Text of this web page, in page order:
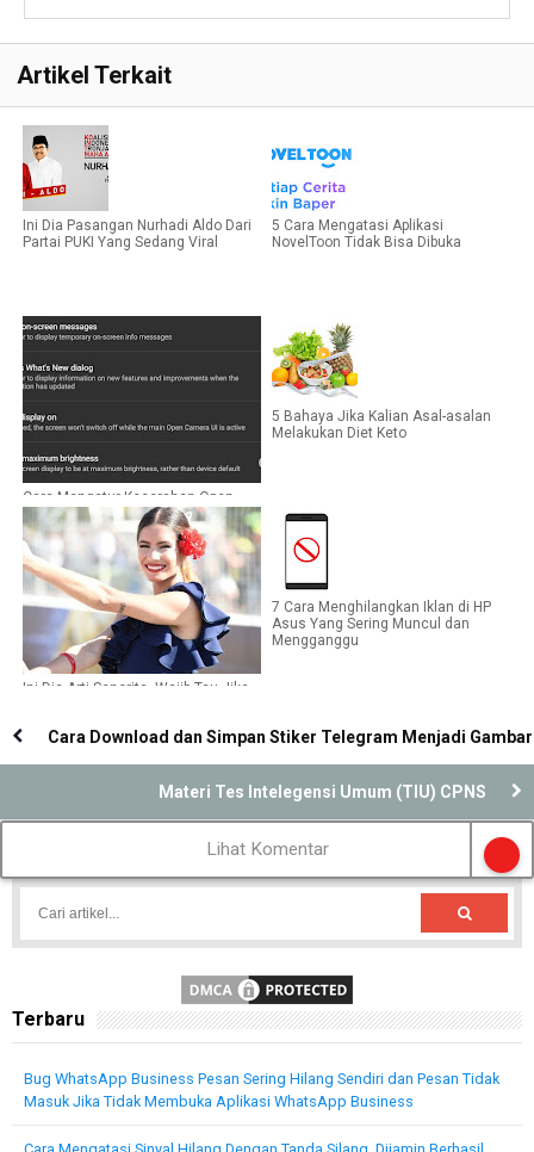
Artikel Terkait
Ini Dia Pasangan Nurhadi Aldo Dari
Partai PUKI Yang Sedang Viral
5 Cara Mengatasi Aplikasi
NovelToon Tidak Bisa Dibuka
Cara Mengatur Kecerahan Open
Camera Yang Terlalu Terang
5 Bahaya Jika Kalian Asal-asalan
Melakukan Diet Keto
Ini Dia Arti Senorita, Wajib Tau Jika
7 Cara Menghilangkan Iklan di HP
Asus Yang Sering Muncul dan
Mengganggu
Cara Download dan Simpan Stiker Telegram Menjadi Gambar
Materi Tes Intelegensi Umum (TIU) CPNS
Lihat Komentar
Terbaru
Bug WhatsApp Business Pesan Sering Hilang Sendiri dan Pesan Tidak
Masuk Jika Tidak Membuka Aplikasi WhatsApp Business